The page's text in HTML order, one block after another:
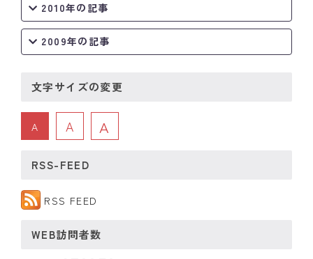
2010年の記事
2009年の記事
文字サイズの変更
A A A
RSS-FEED
RSS FEED
WEB訪問者数